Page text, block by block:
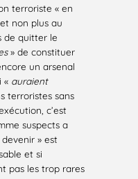
terroriste « en
non plus au
de quitter le
» de constituer
un arsenal
« auraient
terroristes sans
c’est
suspects a
» est
et si
pas les trop rares